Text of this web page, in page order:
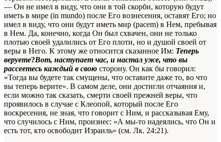
— Он не имел в виду, что они в той скорби, которую будут
иметь в мире (in mundo) после Его вознесения, оставят Его; но
имел в виду, что они будут иметь мир (pacem) в Нем, пребывая
в Нем. Да, конечно, когда Он был схвачен, они не только
плотью своей удалились от Его плоти, но и душой своей от
веры в Него. К этому же относится сказанное Им: Теперь
веруете?Вот, наступает час, и настал уже, что вы
рассеетесь каждый в свою сторону. Он как бы говорил:
«Тогда вы будете так смущены, что оставите даже то, во что
вы теперь верите». В самом деле, они достигли отчаяния и,
если можно так сказать, смерти своей прежней веры, что
проявилось в случае с Клеопой, который после Его
воскресения, не зная, что говорит с Ним, и рассказывая Ему,
что случилось с Ним, произнес: «А мы-то надеялись, что Он и
есть тот, кто освободит Израиль» (см. Лк. 24:21).